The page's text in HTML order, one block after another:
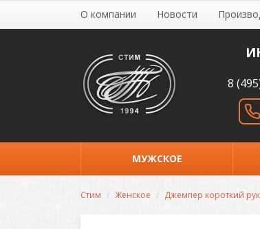
О компании Новости
8
МУЖСКОЕ
Стим Женское Джемпер короткий